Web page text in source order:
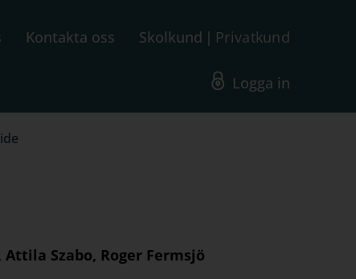
Kontakta oss Skolkund Privatkund
Logga in
Szabo, Roger Fermsjö